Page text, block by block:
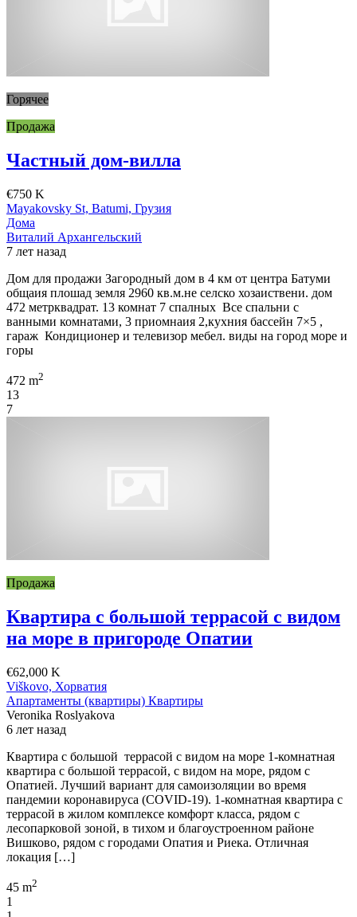
Горячее
Продажа
Частный дом-вилла
€750 K
Mayakovsky St, Batumi, Грузия
Дома
Виталий Архангельский
7 лет назад
Дом для продажи Загородный дом в 4 км от центра Батуми
общаия плошад земля 2960 кв.м.не селско хозаиствени. дом
472 метрквадрат. 13 комнат 7 спалных Все спальни с
ванными комнатами, 3 приомнаия 2,кухния бассейн 7×5 ,
гараж Кондиционер и телевизор мебел. виды на город море и
горы
472 m2
13
7
Продажа
Квартира с большой террасой с видом
на море в пригороде Опатии
€62,000 K
Viškovo, Хорватия
Апартаменты (квартиры) Квартиры
Veronika Roslyakova
6 лет назад
Квартира с большой террасой с видом на море 1-комнатная
квартира с большой террасой, с видом на море, рядом с
Опатией. Лучший вариант для самоизоляции во время
пандемии коронавируса (COVID-19). 1-комнатная квартира с
террасой в жилом комплексе комфорт класса, рядом с
лесопарковой зоной, в тихом и благоустроенном районе
Вишково, рядом с городами Опатия и Риека. Отличная
локация […]
45 m2
1